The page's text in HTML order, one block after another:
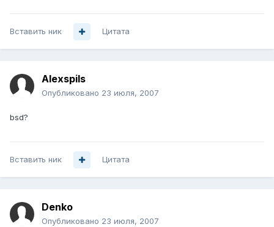
Вставить ник Цитата
Alexspils
Опубликовано 23 июля, 2007
bsd?
Вставить ник Цитата
Denko
Опубликовано 23 июля, 2007